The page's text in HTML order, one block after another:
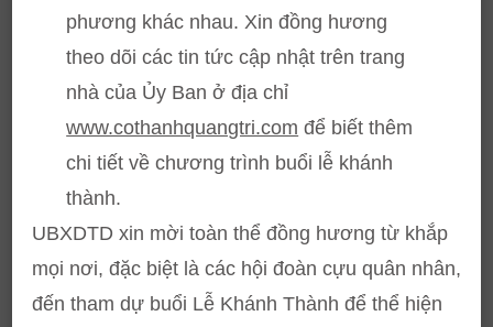
phương khác nhau. Xin đồng hương
theo dõi các tin tức cập nhật trên trang
nhà của Ủy Ban ở địa chỉ
www.cothanhquangtri.com để biết thêm
chi tiết về chương trình buổi lễ khánh
thành.
UBXDTD xin mời toàn thể đồng hương từ khắp
mọi nơi, đặc biệt là các hội đoàn cựu quân nhân,
đến tham dự buổi Lễ Khánh Thành để thể hiện